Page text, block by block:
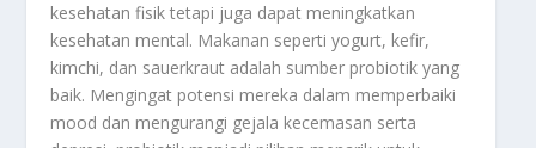
kesehatan fisik tetapi juga dapat meningkatkan
kesehatan mental. Makanan seperti yogurt, kefir,
kimchi, dan sauerkraut adalah sumber probiotik yang
baik. Mengingat potensi mereka dalam memperbaiki
mood dan mengurangi gejala kecemasan serta